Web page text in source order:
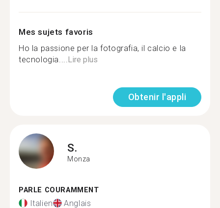
Mes sujets favoris
Ho la passione per la fotografia, il calcio e la
tecnologia....Lire plus
Obtenir l'appli
S.
Monza
PARLE COURAMMENT
Italien Anglais